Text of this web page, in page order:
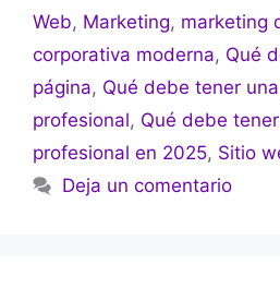
Web, Marketing, marketing
corporativa moderna, Qué
página, Qué debe tener
profesional, Qué debe
profesional en 2025, Sitio
Deja un comentario